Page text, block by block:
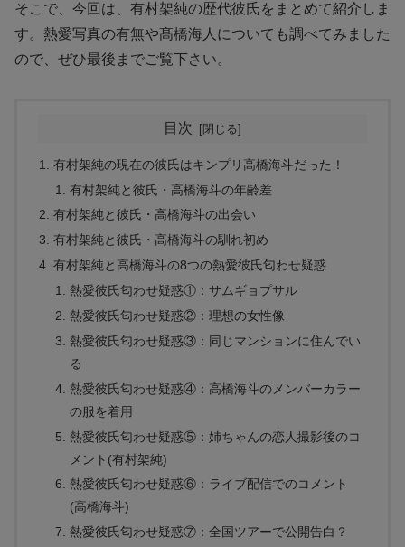
そこで、今回は、有村架純の歴代彼氏をまとめて紹介しま
す。熱愛写真の有無や髙橋海人についても調べてみました
ので、ぜひ最後までご覧下さい。
目次
有村架純の現在の彼氏はキンプリ高橋海斗だった！
有村架純と彼氏・高橋海斗の年齢差
有村架純と彼氏・高橋海斗の出会い
有村架純と彼氏・高橋海斗の馴れ初め
有村架純と高橋海斗の8つの熱愛彼氏匂わせ疑惑
熱愛彼氏匂わせ疑惑①：サムギョプサル
熱愛彼氏匂わせ疑惑②：理想の女性像
熱愛彼氏匂わせ疑惑③：同じマンションに住んでい
る
熱愛彼氏匂わせ疑惑④：高橋海斗のメンバーカラー
の服を着用
熱愛彼氏匂わせ疑惑⑤：姉ちゃんの恋人撮影後のコ
メント(有村架純)
熱愛彼氏匂わせ疑惑⑥：ライブ配信でのコメント
(高橋海斗)
熱愛彼氏匂わせ疑惑⑦：全国ツアーで公開告白？